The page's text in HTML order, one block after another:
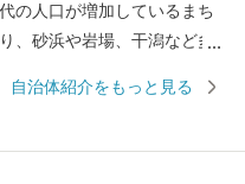
の人口が増加しているまち
、砂浜や岩場、干潟など多
である新原・奴山古墳群、
自治体紹介をもっと見る